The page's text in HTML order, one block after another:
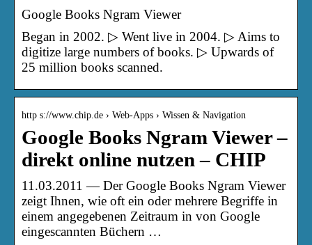
Google Books Ngram Viewer
Began in 2002. ▷ Went live in 2004. ▷ Aims to
digitize large numbers of books. ▷ Upwards of
25 million books scanned.
http s://www.chip.de › Web-Apps › Wissen & Navigation
Google Books Ngram Viewer –
direkt online nutzen – CHIP
11.03.2011 — Der Google Books Ngram Viewer
zeigt Ihnen, wie oft ein oder mehrere Begriffe in
einem angegebenen Zeitraum in von Google
eingescannten Büchern …